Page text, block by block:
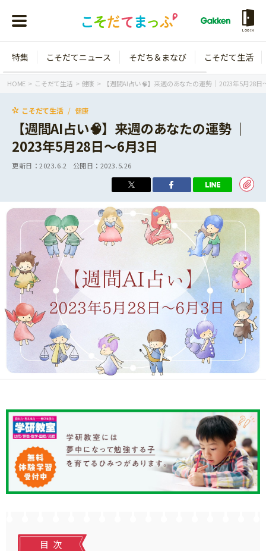
LOGIN
年齢から探す
1歳
年中
年長
小学1年生
小学2年生
小学3年生
小学5年生
小学6年生
こそだてニュース
イベント
ニュース
そだち＆まなび
ワーク・ドリル
幼稚園・保育園
小学校
科学・プログラミング
教育・学習
自由研究・工作
読書感想文
本・読書
運動・あそび・ゲーム
英語
知育
こそだて生活
住まい
ファッション・美容
行事・イベント
人間関係
おでかけ
家族
料理
こそだてマンガ
特集 こそだてニュース そだち＆まなび こそだて生活
HOME こそだて生活 健康 【週間AI占い🧠】来週のあなたの運勢 ｜2023年5月28日
こそだて生活 健康
【週間AI占い🧠】来週のあなたの運勢 ｜
2023年5月28日～6月3日
更新日：2023.6.2 公開日： 2023.5.26
目次